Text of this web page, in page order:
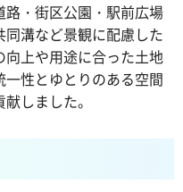
・街区公園・駅前広場
溝など景観に配慮した
上や用途に合った土地
性とゆとりのある空間
しました。